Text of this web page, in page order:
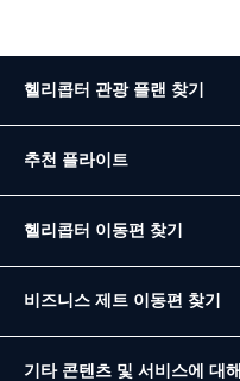
헬리콥터 관광 플랜 찾기
추천 플라이트
헬리콥터 이동편 찾기
비즈니스 제트 이동편 찾기
기타 콘텐츠 및 서비스에 대해